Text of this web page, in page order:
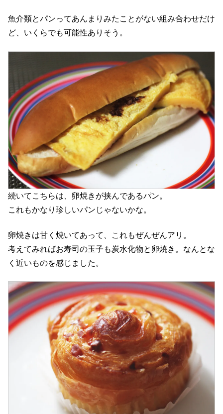
魚介類とパンってあんまりみたことがない組み合わせだけ
ど、いくらでも可能性ありそう。
続いてこちらは、卵焼きが挟んであるパン。
これもかなり珍しいパンじゃないかな。
卵焼きは甘く焼いてあって、これもぜんぜんアリ。
考えてみればお寿司の玉子も炭水化物と卵焼き。なんとな
く近いものを感じました。